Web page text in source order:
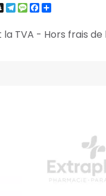
Snapchat
Telegram
Message
Facebook
TVA - Hors frais de